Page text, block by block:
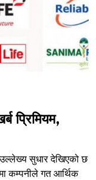
प्रिमियम,
उल्लेख्य सुधार देखिएको छ
कम्पनीले गत आर्थिक